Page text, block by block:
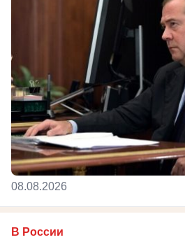
08.08.2026
В России